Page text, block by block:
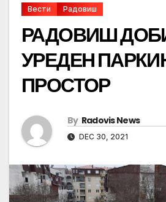
Вести Радовиш
РАДОВИШ
УРЕДЕН
ПРОСТОР
By Radovis News
DEC 30, 2021